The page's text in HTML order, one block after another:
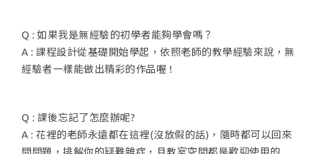
Q : 如果我是無經驗的初學者能夠學會嗎？
A : 課程設計從基礎開始學起，依照老師的教學經驗來說，無
經驗者一樣能做出精彩的作品喔 !
Q : 課後忘記了怎麼辦呢?
A : 花裡的老師永遠都在這裡(沒放假的話)，隨時都可以回來